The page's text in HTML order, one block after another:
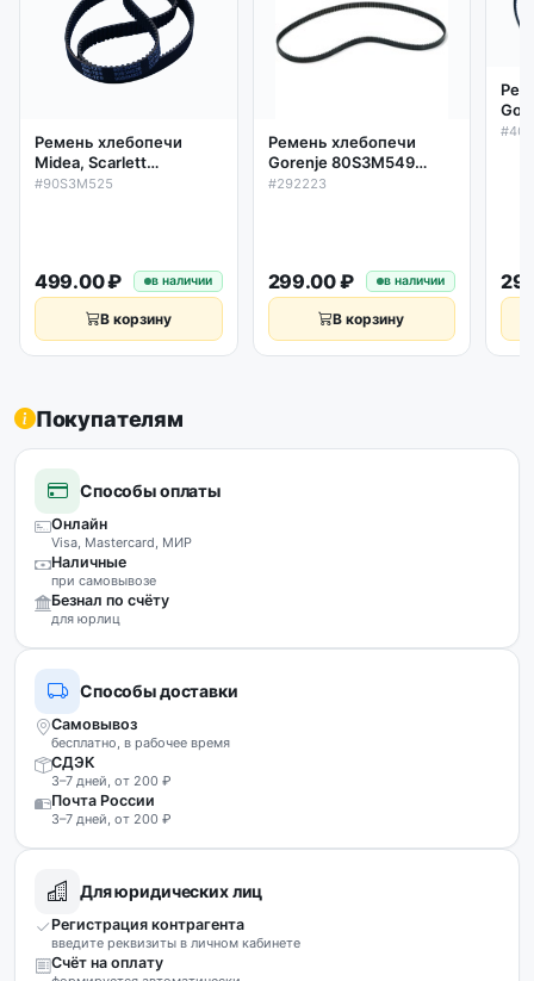
Ремень хлебопечи
Midea, Scarlett
90S3M525 L525мм,
#90S3M525
499.00 ₽ в наличии
В корзину
Ремень хлебопечи
Gorenje 80S3M549
L549мм, ширина 8мм,
#292223
299.00 ₽ в наличии
В корзину
Покупателям
Способы оплаты
Онлайн
Visa, Mastercard, МИР
Наличные
при самовывозе
Безнал по счёту
для юрлиц
Способы доставки
Самовывоз
бесплатно, в рабочее время
СДЭК
3–7 дней, от 200 ₽
Почта России
3–7 дней, от 200 ₽
Для юридических лиц
Регистрация контрагента
введите реквизиты в личном кабинете
Счёт на оплату